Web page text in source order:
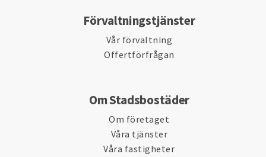
Förvaltningstjänster
Vår förvaltning
Offertförfrågan
Om Stadsbostäder
Om företaget
Våra tjänster
Våra fastigheter